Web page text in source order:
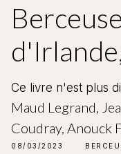
Ce livre n'est plus
Maud Legrand
Coudray, Anouck
08/03/2023